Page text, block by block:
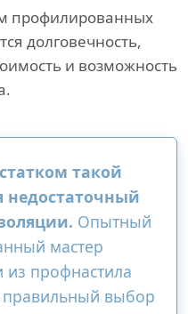
профилированных
долговечность,
и возможность
такой
недостаточный
Опытный
мастер
профнастила
правильный выбор